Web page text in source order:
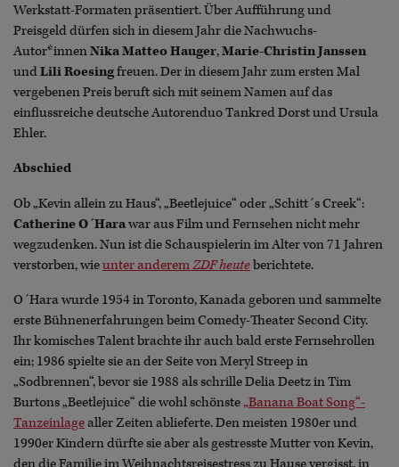
Werkstatt-Formaten präsentiert. Über Aufführung und
Preisgeld dürfen sich in diesem Jahr die Nachwuchs-
Autor*innenNika Matteo Hauger,Marie-Christin Janssen
undLili Roesingfreuen. Der in diesem Jahr zum ersten Mal
vergebenen Preis beruft sich mit seinem Namen auf das
einflussreiche deutsche Autorenduo Tankred Dorst und Ursula
Ehler.
Abschied
Ob „Kevin allein zu Haus“, „Beetlejuice“ oder „Schitt´s Creek“:
Catherine O´Harawar aus Film und Fernsehen nicht mehr
wegzudenken. Nun ist die Schauspielerin im Alter von 71 Jahren
verstorben, wieunter anderemZDF heuteberichtete.
O´Hara wurde 1954 in Toronto, Kanada geboren und sammelte
erste Bühnenerfahrungen beim Comedy-Theater Second City.
Ihr komisches Talent brachte ihr auch bald erste Fernsehrollen
ein; 1986 spielte sie an der Seite von Meryl Streep in
„Sodbrennen“, bevor sie 1988 als schrille Delia Deetz in Tim
Burtons „Beetlejuice“ die wohl schönste„Banana Boat Song“-
Tanzeinlagealler Zeiten ablieferte. Den meisten 1980er und
1990er Kindern dürfte sie aber als gestresste Mutter von Kevin,
den die Familie im Weihnachtsreisestress zu Hause vergisst, in